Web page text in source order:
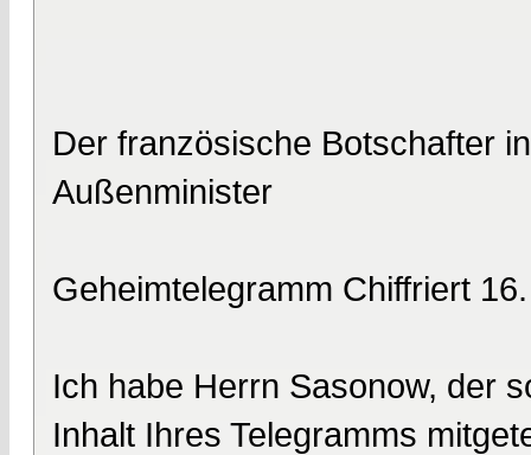
Der französische Botschafter
Außenminister
Geheimtelegramm Chiffriert
Ich habe Herrn Sasonow, der
Inhalt Ihres Telegramms